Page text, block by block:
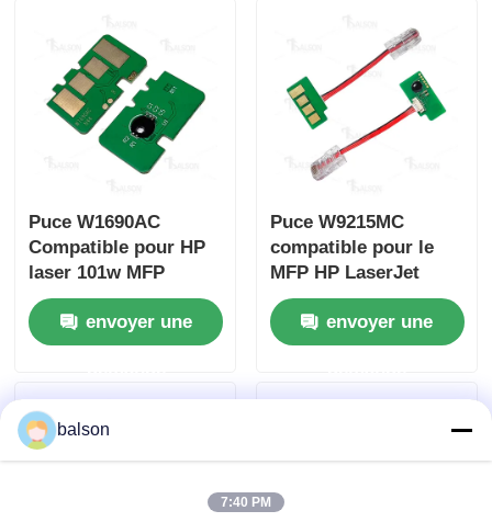
Puce W1690AC
Compatible pour HP
laser 101w MFP
111nw
envoyer une
Puce W9215MC
compatible pour le
MFP HP LaserJet
E78323 E78325
E78330envoyer une
balson
7:40 PM